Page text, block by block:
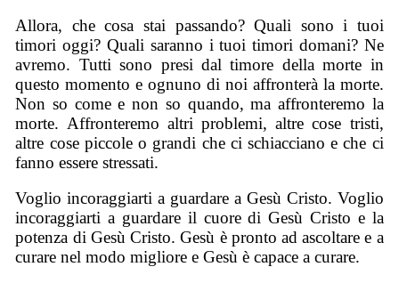
Allora, che cosa stai passando? Quali sono i tuoi
timori oggi? Quali saranno i tuoi timori domani? Ne
avremo. Tutti sono presi dal timore della morte in
questo momento e ognuno di noi affronterà la morte.
Non so come e non so quando, ma affronteremo la
morte. Affronteremo altri problemi, altre cose tristi,
altre cose piccole o grandi che ci schiacciano e che ci
fanno essere stressati.
Voglio incoraggiarti a guardare a Gesù Cristo. Voglio
incoraggiarti a guardare il cuore di Gesù Cristo e la
potenza di Gesù Cristo. Gesù è pronto ad ascoltare e a
curare nel modo migliore e Gesù è capace a curare.